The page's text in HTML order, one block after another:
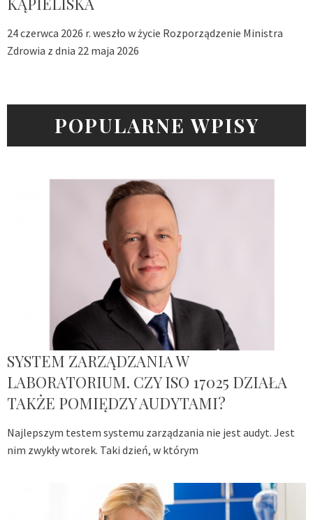
24 czerwca 2026 r. weszło w życie Rozporządzenie Ministra
Zdrowia z dnia 22 maja 2026
POPULARNE WPISY
SYSTEM ZARZĄDZANIA W
LABORATORIUM. CZY ISO 17025 DZIAŁA
TAKŻE POMIĘDZY AUDYTAMI?
Najlepszym testem systemu zarządzania nie jest audyt. Jest
nim zwykły wtorek. Taki dzień, w którym